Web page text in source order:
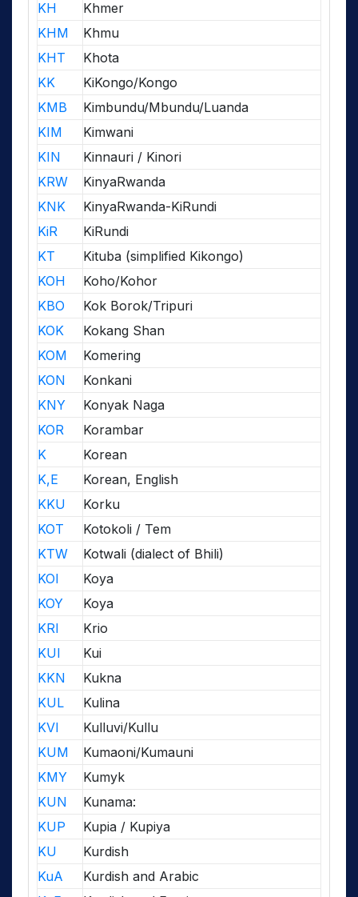
KH
Khmer
KHM
Khmu
KHT
Khota
KK
KiKongo/Kongo
KMB
Kimbundu/Mbundu/Luanda
KIM
Kimwani
KIN
Kinnauri / Kinori
KRW
KinyaRwanda
KNK
KinyaRwanda-KiRundi
KiR
KiRundi
KT
Kituba (simplified Kikongo)
KOH
Koho/Kohor
KBO
Kok Borok/Tripuri
KOK
Kokang Shan
KOM
Komering
KON
Konkani
KNY
Konyak Naga
KOR
Korambar
K
Korean
K,E
Korean, English
KKU
Korku
KOT
Kotokoli / Tem
KTW
Kotwali (dialect of Bhili)
KOI
Koya
KOY
Koya
KRI
Krio
KUI
Kui
KKN
Kukna
KUL
Kulina
KVI
Kulluvi/Kullu
KUM
Kumaoni/Kumauni
KMY
Kumyk
KUN
Kunama:
KUP
Kupia / Kupiya
KU
Kurdish
KuA
Kurdish and Arabic